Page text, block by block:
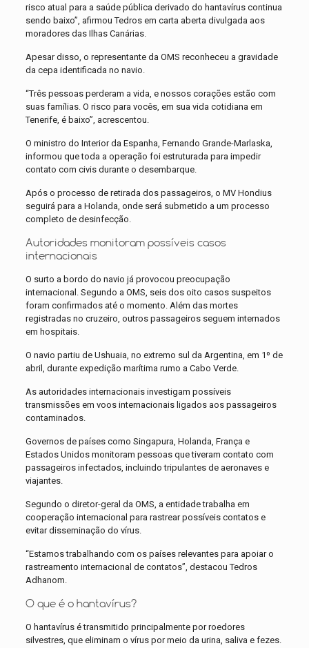
risco atual para a saúde pública derivado do hantavírus continua
sendo baixo”, afirmou Tedros em carta aberta divulgada aos
moradores das Ilhas Canárias.
Apesar disso, o representante da OMS reconheceu a gravidade
da cepa identificada no navio.
“Três pessoas perderam a vida, e nossos corações estão com
suas famílias. O risco para vocês, em sua vida cotidiana em
Tenerife, é baixo”, acrescentou.
O ministro do Interior da Espanha, Fernando Grande-Marlaska,
informou que toda a operação foi estruturada para impedir
contato com civis durante o desembarque.
Após o processo de retirada dos passageiros, o MV Hondius
seguirá para a Holanda, onde será submetido a um processo
completo de desinfecção.
Autoridades monitoram possíveis casos
internacionais
O surto a bordo do navio já provocou preocupação
internacional. Segundo a OMS, seis dos oito casos suspeitos
foram confirmados até o momento. Além das mortes
registradas no cruzeiro, outros passageiros seguem internados
em hospitais.
O navio partiu de Ushuaia, no extremo sul da Argentina, em 1º de
abril, durante expedição marítima rumo a Cabo Verde.
As autoridades internacionais investigam possíveis
transmissões em voos internacionais ligados aos passageiros
contaminados.
Governos de países como Singapura, Holanda, França e
Estados Unidos monitoram pessoas que tiveram contato com
passageiros infectados, incluindo tripulantes de aeronaves e
viajantes.
Segundo o diretor-geral da OMS, a entidade trabalha em
cooperação internacional para rastrear possíveis contatos e
evitar disseminação do vírus.
“Estamos trabalhando com os países relevantes para apoiar o
rastreamento internacional de contatos”, destacou Tedros
Adhanom.
O que é o hantavírus?
O hantavírus é transmitido principalmente por roedores
silvestres, que eliminam o vírus por meio da urina, saliva e fezes.